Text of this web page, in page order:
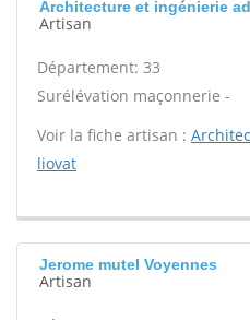
Architecture et ingénierie
Artisan
Département: 33
Surélévation maçonnerie -
Voir la fiche artisan :
liovat
Jerome mutel Voyennes
Artisan